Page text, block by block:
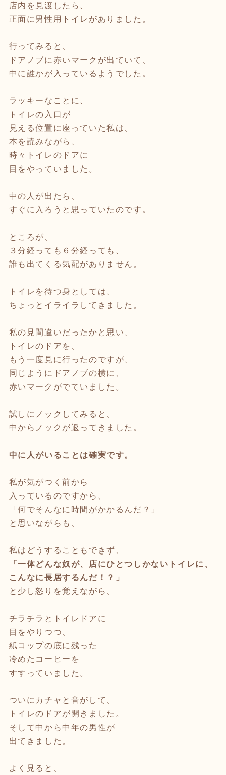
店内を見渡したら、
正面に男性用トイレがありました。
行ってみると、
ドアノブに赤いマークが出ていて、
中に誰かが入っているようでした。
ラッキーなことに、
トイレの入口が
見える位置に座っていた私は、
本を読みながら、
時々トイレのドアに
目をやっていました。
中の人が出たら、
すぐに入ろうと思っていたのです。
ところが、
３分経っても６分経っても、
誰も出てくる気配がありません。
トイレを待つ身としては、
ちょっとイライラしてきました。
私の見間違いだったかと思い、
トイレのドアを、
もう一度見に行ったのですが、
同じようにドアノブの横に、
赤いマークがでていました。
試しにノックしてみると、
中からノックが返ってきました。
中に人がいることは確実です。
私が気がつく前から
入っているのですから、
「何でそんなに時間がかかるんだ？」
と思いながらも、
私はどうすることもできず、
「一体どんな奴が、
店にひとつしかないトイレに、
こんなに長居するんだ！？」
と少し怒りを覚えながら、
チラチラとトイレドアに
目をやりつつ、
紙コップの底に残った
冷めたコーヒーを
すすっていました。
ついにカチャと音がして、
トイレのドアが開きました。
そして中から中年の男性が
出てきました。
よく見ると、